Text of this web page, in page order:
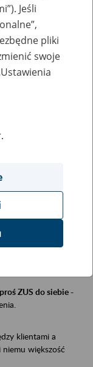
wizyty
50+
urzędu.
ZUS do siebie -
klientami a
niemu większość
Jeśli
pliki
swoje